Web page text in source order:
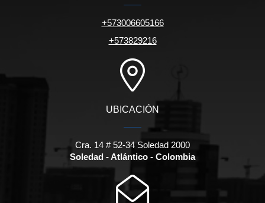
+573006605166
+573829216
UBICACIÓN
Cra. 14 # 52-34 Soledad 2000
Soledad - Atlántico - Colombia